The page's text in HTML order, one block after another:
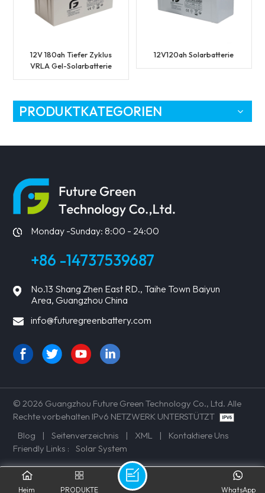
12V 180ah Tiefer Zyklus
VRLA Gel-Solarbatterie
12V120ah Solarbatterie
PRODUKTKATEGORIEN
Monday -Sunday: 8:00 - 24:00
+86 -14737539687
No.13 Shang Zhen East RD., Taihe Town Baiyun
Area, Guangzhou China
info@futuregreenbattery.com
© 2026 Guangzhou Future Green Technology Co., Ltd. Alle
Rechte vorbehalten IPv6 NETZWERK UNTERSTÜTZT
Blog
| Seitenverzeichnis | XML |
Kontaktiere Uns
Friendly Links :
Solar System
Heim PRODUKTE WhatsApp